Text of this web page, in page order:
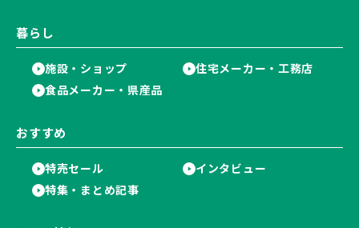
暮らし
施設・ショップ
住宅メーカー・工務店
食品メーカー・県産品
おすすめ
特売セール
インタビュー
特集・まとめ記事